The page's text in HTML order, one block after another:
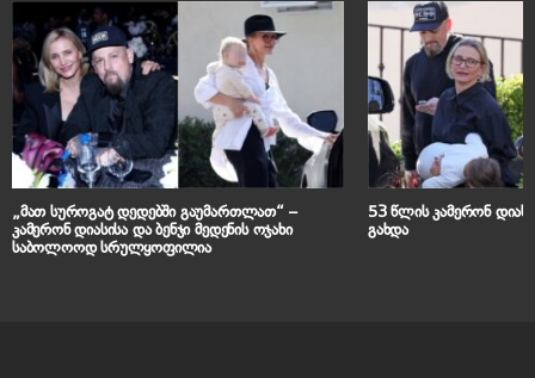
„მათ სუროგატ დედებში გაუმართლათ“ –
კამერონ დიასისა და ბენჯი მედენის ოჯახი
საბოლოოდ სრულყოფილია
53 წლის კამერონ
გახდა